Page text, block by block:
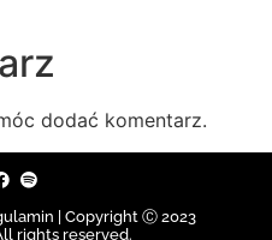
dodać komentarz.
| Copyright Ⓒ 2023
rights reserved.